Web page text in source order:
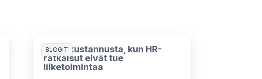
BLOGIT
7 piilokustannusta, kun HR-
ratkaisut eivät tue
liiketoimintaa